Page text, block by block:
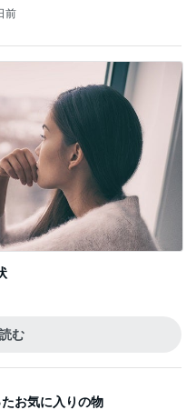
前
む
お気に入りの物